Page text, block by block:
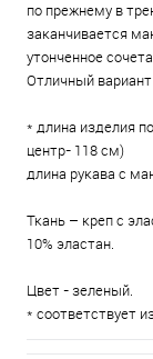
по прежнему в
заканчивается
утонченное
Отличный
* длина изделия
центр- 118 см)
длина рукава с
Ткань – креп с
10% эластан.
Цвет - зеленый.
* соответствует